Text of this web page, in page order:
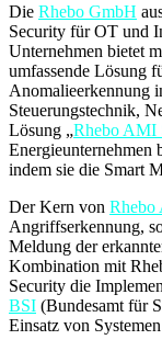
Die Rhebo GmbH
Security für OT und
Unternehmen bietet
umfassende Lösung
Anomalieerkennung
Steuerungstechnik,
Lösung „Rhebo AMI
Energieunternehmen
indem sie die Smart
Der Kern von Rhebo
Angriffserkennung,
Meldung der
Kombination mit
Security die
BSI (Bundesamt für
Einsatz von